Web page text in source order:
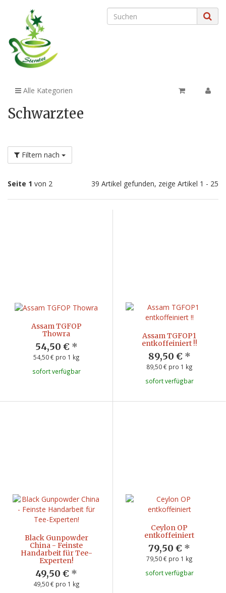
Alle Kategorien
Schwarztee
Filtern nach
Seite 1 von 2 39 Artikel gefunden, zeige Artikel 1 - 25
Assam TGFOP
Thowra
54,50 € *
54,50 € pro 1 kg
sofort verfügbar
Assam TGFOP1
entkoffeiniert !!
89,50 € *
89,50 € pro 1 kg
sofort verfügbar
Black Gunpowder
China - Feinste
Handarbeit für Tee-
Experten!
49,50 € *
49,50 € pro 1 kg
Ceylon OP
entkoffeiniert
79,50 € *
79,50 € pro 1 kg
sofort verfügbar